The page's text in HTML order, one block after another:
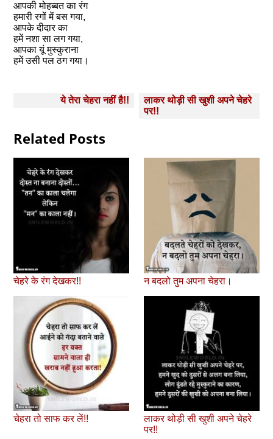
आपकी मोहब्बत का रंग
हमारी रगों में बस गया,
आपके दीदार का
हमें नशा सा लग गया,
आपका यूं मुस्कुराना
हमें उसी पल ठग गया।
ये तेरा चेहरा नहीं है!!
लाकर थोड़ी सी खुशी अपने चेहरे
पर!!
Related Posts
चेहरे के रंग देखकर!! न बदलो तुम अपना चेहरा।
चेहरा तो साफ कर लें!!
लाकर थोड़ी सी खुशी अपने चेहरे
पर!!